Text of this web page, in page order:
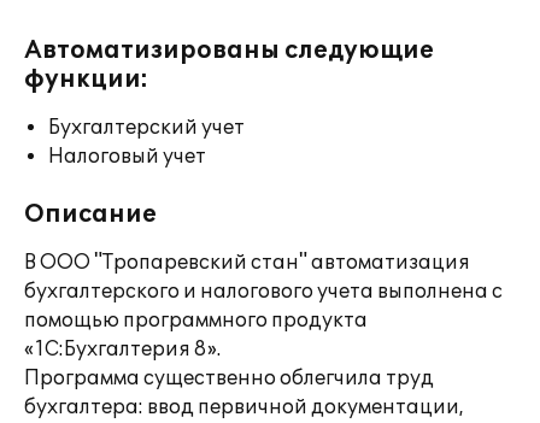
Автоматизированы следующие
функции:
Бухгалтерский учет
Налоговый учет
Описание
В ООО "Тропаревский стан" автоматизация
бухгалтерского и налогового учета выполнена с
помощью программного продукта
«1С:Бухгалтерия 8».
Программа существенно облегчила труд
бухгалтера: ввод первичной документации,